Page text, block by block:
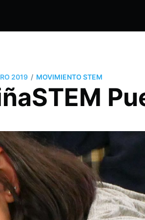
2019 / MOVIMIENTO STEM